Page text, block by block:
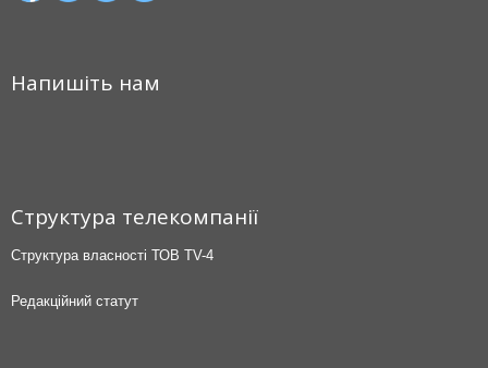
Напишіть нам
Структура телекомпанії
Структура власності ТОВ TV-4
Редакційний статут